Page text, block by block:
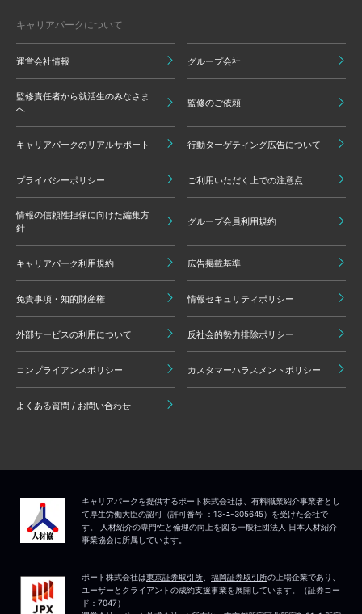
キャリアパークについて
運営会社情報 グループ会社
監修責任者から就活生のみなさま
へ
監修のご依頼
キャリアパークのリアルサポート 行動ターゲティング広告について
プライバシーポリシー ご利用いただく上での注意点
情報の信頼性担保に向けた編集方
針
グループ会員利用規約
キャリアパーク利用規約 広告掲載基準
免責事項・知的財産権 情報セキュリティポリシー
外部サービスの利用について 反社会的勢力排除ポリシー
コンプライアンスポリシー カスタマーハラスメントポリシー
よくある質問 / お問い合わせ